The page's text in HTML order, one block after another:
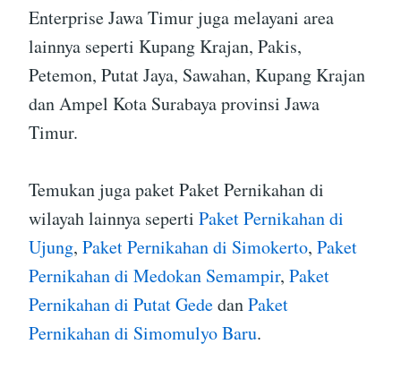
Enterprise Jawa Timur juga melayani area
lainnya seperti Kupang Krajan, Pakis,
Petemon, Putat Jaya, Sawahan, Kupang Krajan
dan Ampel Kota Surabaya provinsi Jawa
Timur.
Temukan juga paket Paket Pernikahan di
wilayah lainnya seperti Paket Pernikahan di
Ujung, Paket Pernikahan di Simokerto, Paket
Pernikahan di Medokan Semampir, Paket
Pernikahan di Putat GededanPaket
Pernikahan di Simomulyo Baru.